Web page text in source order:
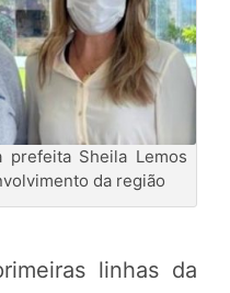
Sheila Lemos
da região
linhas da